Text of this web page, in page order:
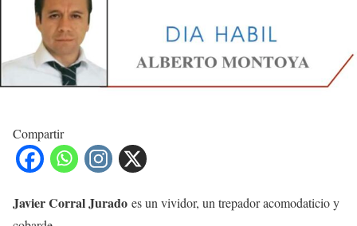
Compartir
Javier Corral Jurado es un vividor, un trepador acomodaticio y